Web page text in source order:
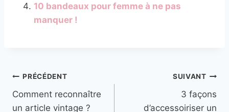
10 bandeaux pour femme à ne pas
manquer !
Navigation
de
PRÉCÉDENT
Comment reconnaître
un article vintage ?
SUIVANT
3 façons
d’accessoiriser un